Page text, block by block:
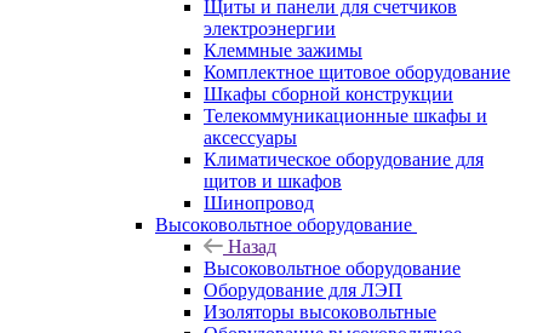
Щиты и панели для счетчиков
электроэнергии
Клеммные зажимы
Комплектное щитовое оборудование
Шкафы сборной конструкции
Телекоммуникационные шкафы и
аксессуары
Климатическое оборудование для
щитов и шкафов
Шинопровод
Высоковольтное оборудование
Назад
Высоковольтное оборудование
Оборудование для ЛЭП
Изоляторы высоковольтные